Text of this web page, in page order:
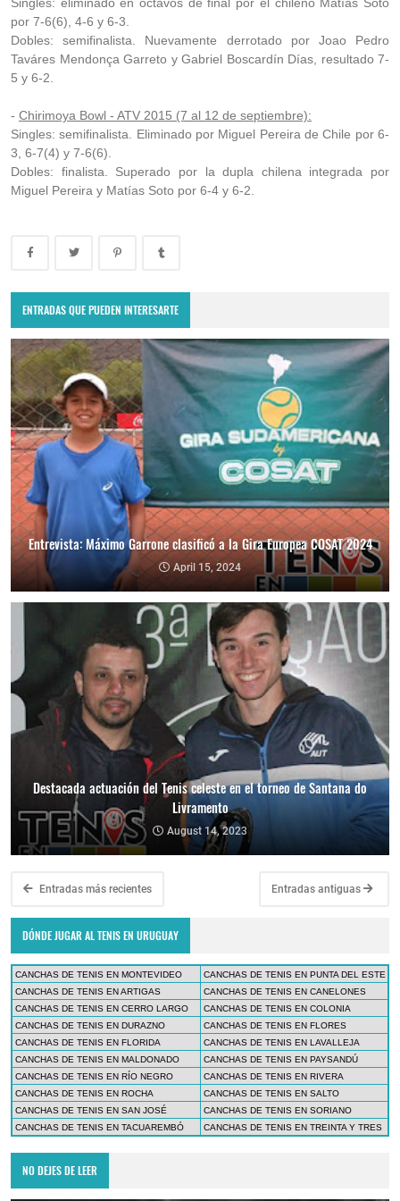
por 7-6(6), 4-6 y 6-3.
Dobles: semifinalista. Nuevamente derrotado por Joao Pedro
Taváres Mendonça Garreto y Gabriel Boscardín Días, resultado 7-
5 y 6-2.
- Chirimoya Bowl - ATV 2015 (7 al 12 de septiembre):
Singles: semifinalista. Eliminado por Miguel Pereira de Chile por 6-
3, 6-7(4) y 7-6(6).
Dobles: finalista. Superado por la dupla chilena integrada por
Miguel Pereira y Matías Soto por 6-4 y 6-2.
ENTRADAS QUE PUEDEN INTERESARTE
Entrevista: Máximo Garrone clasificó a la Gira Europea COSAT 2024
April 15, 2024
Destacada actuación del Tenis celeste en el torneo de Santana do
Livramento
August 14, 2023
Entradas más recientes Entradas antiguas
DÓNDE JUGAR AL TENIS EN URUGUAY
CANCHAS DE TENIS EN MONTEVIDEO
CANCHAS DE TENIS EN PUNTA DEL ESTE
CANCHAS DE TENIS EN ARTIGAS
CANCHAS DE TENIS EN CANELONES
CANCHAS DE TENIS EN CERRO LARGO
CANCHAS DE TENIS EN COLONIA
CANCHAS DE TENIS EN DURAZNO
CANCHAS DE TENIS EN FLORES
CANCHAS DE TENIS EN FLORIDA
CANCHAS DE TENIS EN LAVALLEJA
CANCHAS DE TENIS EN MALDONADO
CANCHAS DE TENIS EN PAYSANDÚ
CANCHAS DE TENIS EN RÍO NEGRO
CANCHAS DE TENIS EN RIVERA
CANCHAS DE TENIS EN ROCHA
CANCHAS DE TENIS EN SALTO
CANCHAS DE TENIS EN SAN JOSÉ
CANCHAS DE TENIS EN SORIANO
CANCHAS DE TENIS EN TACUAREMBÓ
CANCHAS DE TENIS EN TREINTA Y TRES
NO DEJES DE LEER